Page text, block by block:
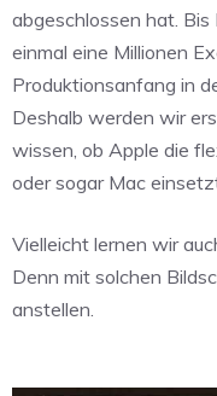
abgeschlossen hat. Bis
einmal eine Millionen
Produktionsanfang in
Deshalb werden wir
wissen, ob Apple die
oder sogar Mac
Vielleicht lernen wir
Denn mit solchen
anstellen.